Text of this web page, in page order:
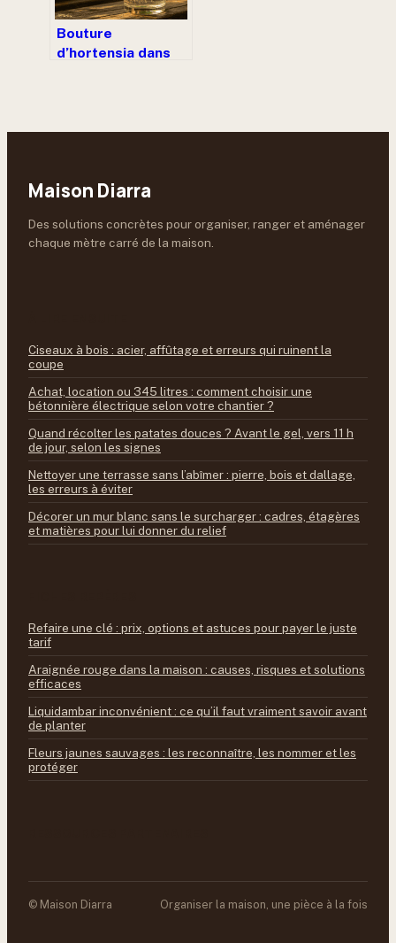
Bouture
d’hortensia dans
pourrissement
Maison Diarra
Des solutions concrètes pour organiser, ranger et aménager
chaque mètre carré de la maison.
Ciseaux à bois : acier, affûtage et erreurs qui ruinent la
coupe
Achat, location ou 345 litres : comment choisir une
bétonnière électrique selon votre chantier ?
Quand récolter les patates douces ? Avant le gel, vers 11 h
de jour, selon les signes
Nettoyer une terrasse sans l’abîmer : pierre, bois et dallage,
les erreurs à éviter
Décorer un mur blanc sans le surcharger : cadres, étagères
et matières pour lui donner du relief
Refaire une clé : prix, options et astuces pour payer le juste
tarif
Araignée rouge dans la maison : causes, risques et solutions
efficaces
Liquidambar inconvénient : ce qu’il faut vraiment savoir avant
de planter
Fleurs jaunes sauvages : les reconnaître, les nommer et les
protéger
© Maison Diarra Organiser la maison, une pièce à la fois